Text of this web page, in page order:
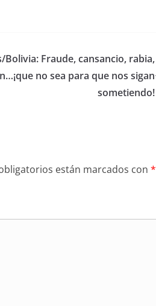
Bolivia: Fraude, cansancio, rabia,
no sea para que nos sigan
sometiendo!
están marcados con *